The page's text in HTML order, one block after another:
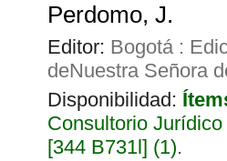
Perdomo, J.
Editor: Bogotá :
deNuestra Señora
Disponibilidad:
Consultorio
[344 B731l] (1).